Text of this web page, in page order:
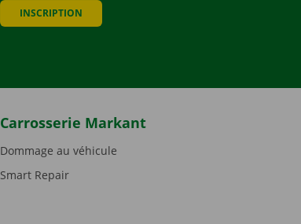
INSCRIPTION
Carrosserie Markant
Dommage au véhicule
Smart Repair